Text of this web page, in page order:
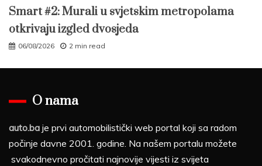
Smart #2: Murali u svjetskim metropolama
otkrivaju izgled dvosjeda
06/08/2026 2 min read
O nama
auto.ba je prvi automobilistički web portal koji sa radom
počinje davne 2001. godine. Na našem portalu možete
svakodnevno pročitati najnovije vijesti iz svijeta